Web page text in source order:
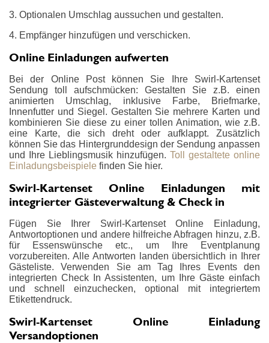
3. Optionalen Umschlag aussuchen und gestalten.
4. Empfänger hinzufügen und verschicken.
Online Einladungen aufwerten
Bei der Online Post können Sie Ihre Swirl-Kartenset
Sendung toll aufschmücken: Gestalten Sie z.B. einen
animierten Umschlag, inklusive Farbe, Briefmarke,
Innenfutter und Siegel. Gestalten Sie mehrere Karten und
kombinieren Sie diese zu einer tollen Animation, wie z.B.
eine Karte, die sich dreht oder aufklappt. Zusätzlich
können Sie das Hintergrunddesign der Sendung anpassen
und Ihre Lieblingsmusik hinzufügen. Toll gestaltete online
Einladungsbeispiele finden Sie hier.
Swirl-Kartenset Online Einladungen mit
integrierter Gästeverwaltung & Check in
Fügen Sie Ihrer Swirl-Kartenset Online Einladung,
Antwortoptionen und andere hilfreiche Abfragen hinzu, z.B.
für Essenswünsche etc., um Ihre Eventplanung
vorzubereiten. Alle Antworten landen übersichtlich in Ihrer
Gästeliste. Verwenden Sie am Tag Ihres Events den
integrierten Check In Assistenten, um Ihre Gäste einfach
und schnell einzuchecken, optional mit integriertem
Etikettendruck.
Swirl-Kartenset Online Einladung
Versandoptionen